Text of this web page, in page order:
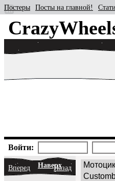
Постеры Посты на главной!
Войти:
Вперед НаверхНазад